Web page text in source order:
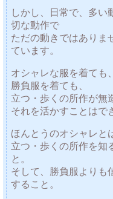
しかし、日常で、多い
切な動作で
ただの動きではありま
ています。
オシャレな服を着ても、
勝負服を着ても、
立つ・歩くの所作が無
それを活かすことはで
ほんとうのオシャレと
立つ・歩くの所作を知
と。
そして、勝負服よりも
すること。